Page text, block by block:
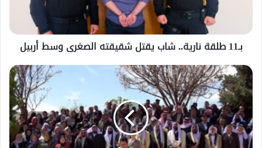
بـ11 طلقة نارية.. شاب يقتل شقيقته الصغرى وسط أربيل